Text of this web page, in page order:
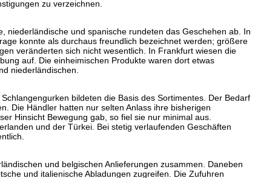
zu verzeichnen.
niederländische und spanische rundeten das Geschehen ab. In
konnte als durchaus freundlich bezeichnet werden; größere
veränderten sich nicht wesentlich. In Frankfurt wiesen die
auf. Die einheimischen Produkte waren dort etwas
niederländischen.
bildeten die Basis des Sortimentes. Der Bedarf
Die Händler hatten nur selten Anlass ihre bisherigen
Hinsicht Bewegung gab, so fiel sie nur minimal aus.
und der Türkei. Bei stetig verlaufenden Geschäften
und belgischen Anlieferungen zusammen. Daneben
und italienische Abladungen zugreifen. Die Zufuhren